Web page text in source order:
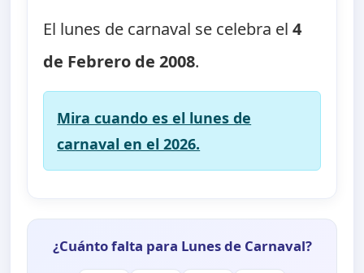
El lunes de carnaval se celebra el4
de Febrero de 2008.
Mira cuando es el lunes de
carnaval en el 2026.
¿Cuánto falta para Lunes de Carnaval?